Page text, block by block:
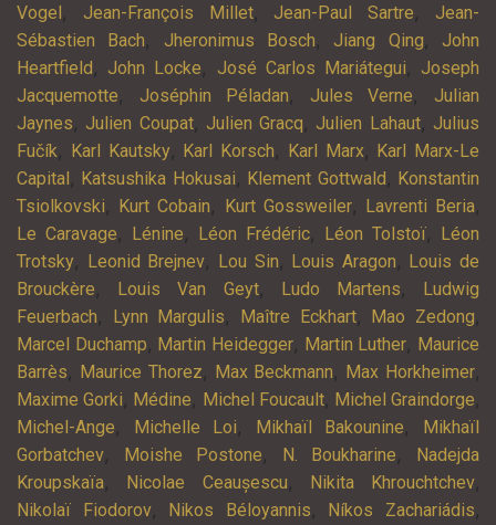
Vogel , Jean-François Millet, Jean-Paul Sartre, Jean-
Sébastien Bach, Jheronimus Bosch, Jiang Qing, John
Heartfield , John Locke, José Carlos Mariátegui, Joseph
Jacquemotte, Joséphin Péladan, Jules Verne, Julian
Jaynes, Julien Coupat, Julien Gracq, Julien Lahaut, Julius
Fučík, Karl Kautsky, Karl Korsch, Karl Marx, Karl Marx-Le
Capital , Katsushika Hokusai, Klement Gottwald , Konstantin
Tsiolkovski, Kurt Cobain, Kurt Gossweiler, Lavrenti Beria,
Le Caravage, Lénine, Léon Frédéric, Léon Tolstoï,
Léon
Trotsky, Leonid Brejnev, Lou Sin, Louis Aragon, Louis de
Brouckère, Louis Van Geyt, Ludo Martens,
Ludwig
Feuerbach, Lynn Margulis, Maître Eckhart, Mao Zedong,
Marcel Duchamp, Martin Heidegger, Martin Luther, Maurice
Barrès, Maurice Thorez, Max Beckmann, Max Horkheimer,
Maxime Gorki, Médine, Michel Foucault, Michel Graindorge,
Michel-Ange, Michelle Loi, Mikhaïl Bakounine,
Mikhaïl
Gorbatchev, Moishe Postone, N. Boukharine,
Nadejda
Kroupskaïa, Nicolae Ceaușescu, Nikita Khrouchtchev,
Nikolaï Fiodorov, Nikos Béloyannis, Níkos Zachariádis,